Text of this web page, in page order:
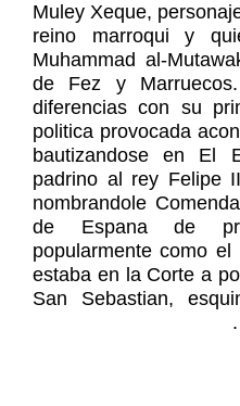
Muley Xeque,
reino marroqui y
Muhammad al-
de Fez y
diferencias con su
politica provocada
bautizandose en El
padrino al rey Felipe
nombrandole
de Espana de
popularmente como
estaba en la Corte a
San Sebastian,